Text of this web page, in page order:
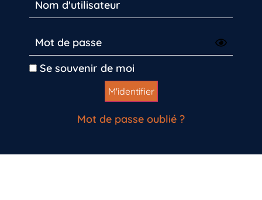
Se souvenir de moi
Mot de passe oublié ?